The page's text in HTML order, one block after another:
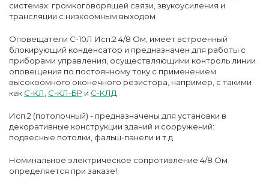
системах: громкоговорящей связи, звукоусиления и
трансляции с низкоомным выходом
Оповещатели С-10Л Исп.2 4/8 Ом, имеет встроенный
блокирующий конденсатор и предназначен для работы с
приборами управления, осуществляющими контроль линии
оповещения по постоянному току с применением
высокоомного оконечного резистора, например, с такими
как С-КЛ С-КЛ-БР и С-КЛД
Исп.2 (потолочный) - предназначены для установки в
декоративные конструкции зданий и сооружений:
подвесные потолки, фальш-панели и т.д
Номинальное электрическое сопротивление 4/8 Ом
определяется при заказе!